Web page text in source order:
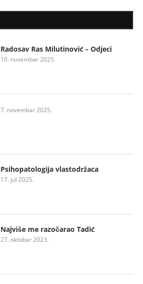
Radosav Ras Milutinović – Odjeci
10. novembar 2025.
7. novembar 2025.
Psihopatologija vlastodržaca
17. jul 2025.
Najviše me razočarao Tadić
27. oktobar 2023.